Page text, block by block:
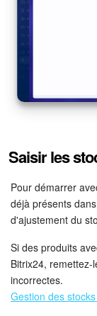
Saisir les
Pour démarrer
déjà présents
d'ajustement du
Si des produits
Bitrix24,
incorrectes.
Gestion des